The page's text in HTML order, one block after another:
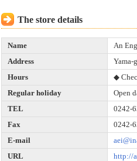
The store details
Name
An
Address
Yama-
Hours
◆
Regular holiday
Open
TEL
0242-
Fax
0242-
E-mail
URL
http://